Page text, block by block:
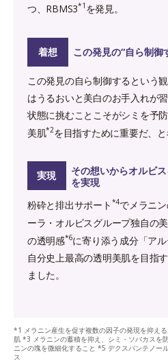
つ、RBMS3*1 を発見。
着想 この発見の“自ら制御
この発見の自ら制御するという
はうるおいと美白のお手入れが
状態に挑むことこそがシミを予
美肌*2を目指すために重要だ、と
実現 その想いからオルビ
を実現
粉砕と排出サポート *4でメラニ
ーラ・オルビスグループ独自の
の透明感*6に寄り添う成分「ア
自分史上最高の透明美肌を目指
ました。
*1 メラニン産生を促す複数の因子の発現を抑え
肌 *3 メラニンの蓄積を抑え、シミ・ソバカスを
ニンの塊を微細化すること *5 デクスパンテノー
ス